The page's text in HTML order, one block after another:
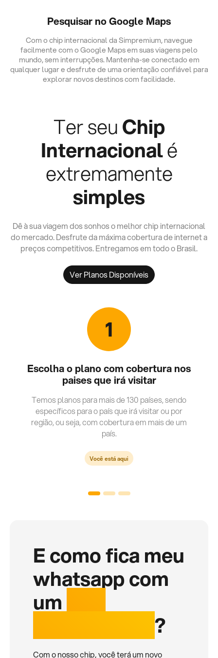
Pesquisar no Google Maps
Com o chip internacional da Simpremium, navegue
facilmente com o Google Maps em suas viagens pelo
mundo, sem interrupções. Mantenha-se conectado em
qualquer lugar e desfrute de uma orientação confiável para
explorar novos destinos com facilidade.
Ter seuChip
Internacionalé
extremamente
simples
Dê à sua viagem dos sonhos o melhor chip internacional
do mercado. Desfrute da máxima cobertura de internet a
preços competitivos. Entregamos em todo o Brasil.
Ver Planos Disponíveis
1
Escolha o plano com cobertura nos
paises que irá visitar
Temos planos para mais de 130 países, sendo
específicos para o país que irá visitar ou por
região, ou seja, com cobertura em mais de um
país.
Você está aqui
E como fica meu
whatsapp com
um
?
Com o nosso chip, você terá um novo